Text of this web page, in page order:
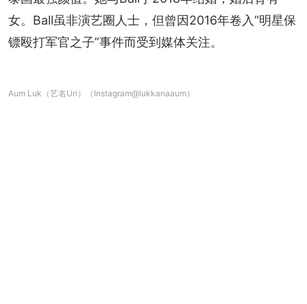
女。Ball虽非演艺圈人士，但曾因2016年卷入“明星保
镖殴打军官之子”事件而受到媒体关注。
Aum Luk（艺名Uri）（Instagram@lukkanaaum）